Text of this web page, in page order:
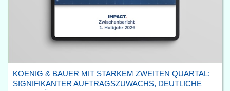
KOENIG & BAUER MIT STARKEM ZWEITEN QUARTAL:
SIGNIFIKANTER AUFTRAGSZUWACHS, DEUTLICHE